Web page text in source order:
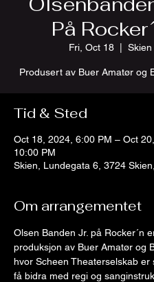
På
Fri, Oct 18
  |
Skien
Produsert av Buer Amatør og
Tid & Sted
Oct 18, 2024, 6:00 PM – Oct
10:00 PM
Skien, Lundegata 6, 3724
Om arrangementet
Olsen Banden Jr. på Rocker´n
produksjon av Buer Amatør og
hvor Scheen Theaterselskab er
få bidra med regi og